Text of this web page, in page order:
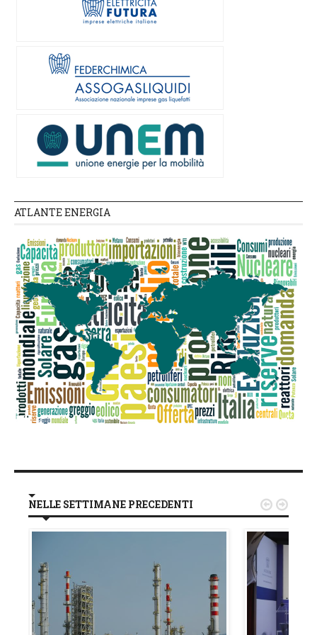
ATLANTE ENERGIA
NELLE SETTIMANE PRECEDENTI  